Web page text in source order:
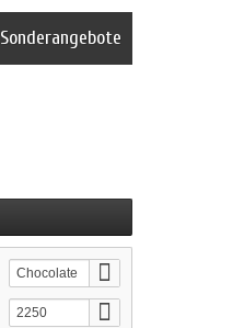
Sonderangebote
Chocolate
2250